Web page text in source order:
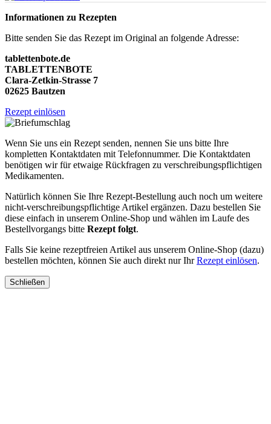
Informationen zu Rezepten
Bitte senden Sie das Rezept im Original an folgende Adresse:
tablettenbote.de
TABLETTENBOTE
Clara-Zetkin-Strasse 7
02625 Bautzen
Rezept einlösen
Wenn Sie uns ein Rezept senden, nennen Sie uns bitte Ihre
kompletten Kontaktdaten mit Telefonnummer. Die Kontaktdaten
benötigen wir für etwaige Rückfragen zu verschreibungspflichtigen
Medikamenten.
Natürlich können Sie Ihre Rezept-Bestellung auch noch um weitere
nicht-verschreibungspflichtige Artikel ergänzen. Dazu bestellen Sie
diese einfach in unserem Online-Shop und wählen im Laufe des
Bestellvorgangs bitte Rezept folgt.
Falls Sie keine rezeptfreien Artikel aus unserem Online-Shop (dazu)
bestellen möchten, können Sie auch direkt nur IhrRezept einlösen.
Schließen